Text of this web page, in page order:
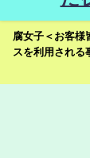
腐女子＜お客様
スを利用される